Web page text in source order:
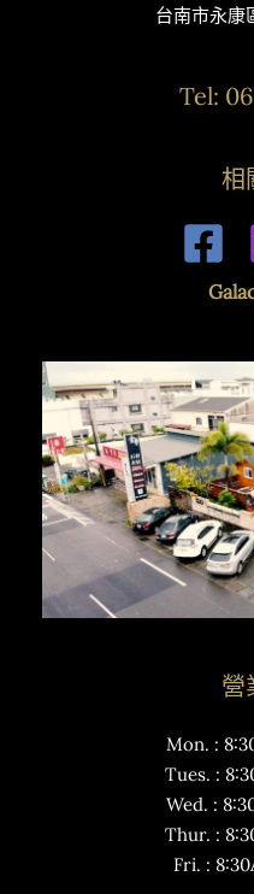
台南市永康
Tel:
相
營
Mon. :
Tues. :
Wed. :
Thur. :
Fri. :